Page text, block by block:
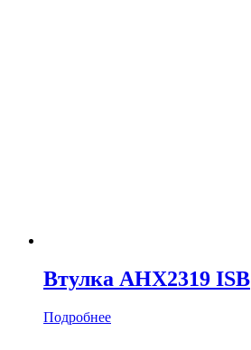
Втулка AHX2319 ISB
Подробнее